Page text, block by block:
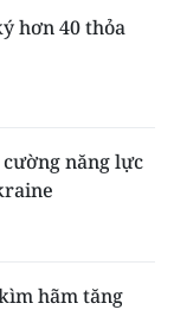
hơn 40 thỏa
năng lực
hãm tăng